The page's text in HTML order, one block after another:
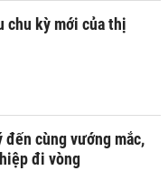
chu kỳ mới của thị
cùng vướng mắc,
đi vòng